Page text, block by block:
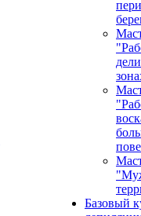
Базовый